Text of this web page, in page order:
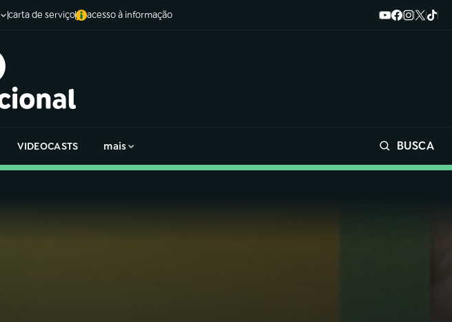
carta de serviço acesso à informação
VIDEOCASTS mais BUSCA